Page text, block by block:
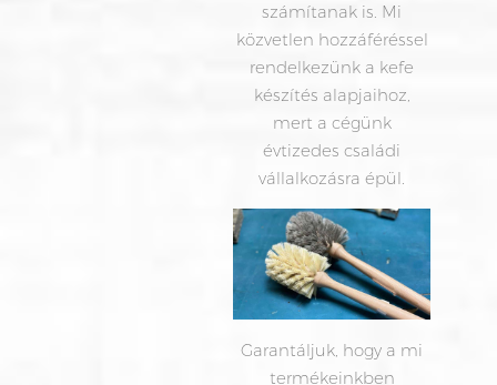
számítanak is. Mi
közvetlen hozzáféréssel
rendelkezünk a kefe
készítés alapjaihoz,
mert a cégünk
évtizedes családi
vállalkozásra épül.
Garantáljuk, hogy a mi
termékeinkben